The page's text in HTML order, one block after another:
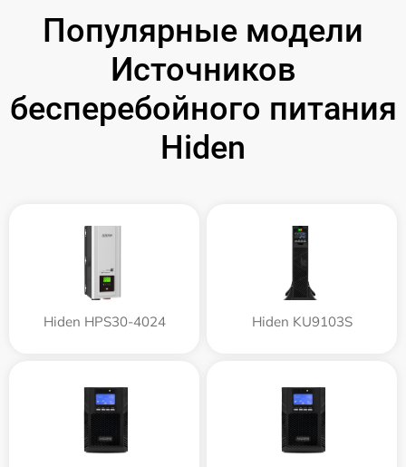
Популярные модели
Источников
бесперебойного питания
Hiden
Hiden HPS30-4024 Hiden KU9103S